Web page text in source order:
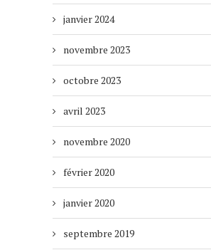
janvier 2024
novembre 2023
octobre 2023
avril 2023
novembre 2020
février 2020
janvier 2020
septembre 2019